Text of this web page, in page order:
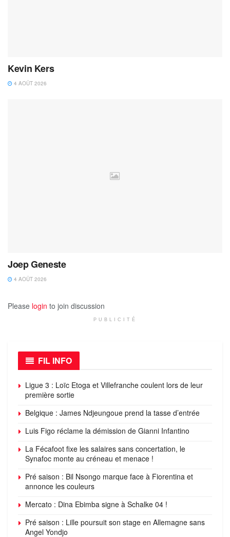
Kevin Kers
4 AOÛT 2026
Joep Geneste
4 AOÛT 2026
Please login to join discussion
PUBLICITÉ
FIL INFO
Ligue 3 : Loïc Etoga et Villefranche coulent lors de leur
première sortie
Belgique : James Ndjeungoue prend la tasse d’entrée
Luis Figo réclame la démission de Gianni Infantino
La Fécafoot fixe les salaires sans concertation, le
Synafoc monte au créneau et menace !
Pré saison : Bil Nsongo marque face à Fiorentina et
annonce les couleurs
Mercato : Dina Ebimba signe à Schalke 04 !
Pré saison : Lille poursuit son stage en Allemagne sans
Angel Yondjo